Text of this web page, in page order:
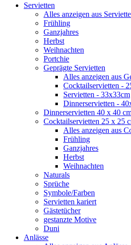
Servietten
Alles anzeigen aus
Frühling
Ganzjahres
Herbst
Weihnachten
Portchie
Geprägte Servietten
Alles anzeigen aus
Cocktailservietten -
Servietten - 33x33cm
Dinnerservietten -
Dinnerservietten 40 x 40
Cocktailservietten 25 x 25
Alles anzeigen aus
Frühling
Ganzjahres
Herbst
Weihnachten
Naturals
Sprüche
Symbole/Farben
Servietten kariert
Gästetücher
gestanzte Motive
Duni
Anlässe